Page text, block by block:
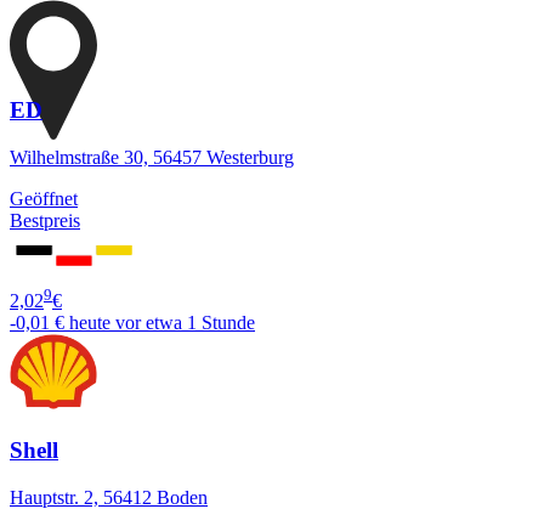
ED
Wilhelmstraße 30, 56457 Westerburg
Geöffnet
Bestpreis
2,029€
-0,01 € heute vor etwa 1 Stunde
Shell
Hauptstr. 2, 56412 Boden